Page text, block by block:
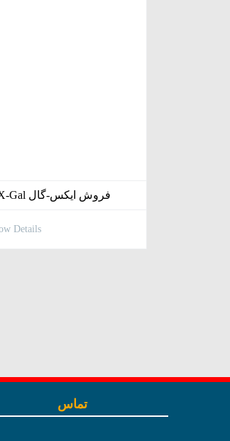
فروش ایکس-گال X-Gal
Details
تماس